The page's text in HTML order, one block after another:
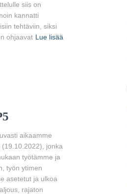
siis on
kannatti
tehtäviin, siksi
ohjaavat Lue lisää
aikaamme
jonka
työtämme ja
työn ytimen
asetetut ja ulkoa
rajaton